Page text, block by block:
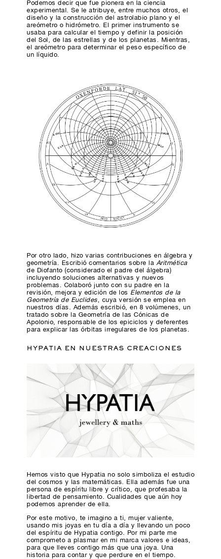
Podemos decir que fue pionera en la ciencia
experimental. Se le atribuye, entre muchos otros, el
diseño y la construcción del astrolabio plano y el
areómetro o hidrómetro. El primer instrumento se
usaba para calcular el tiempo y definir la posición
del Sol, de las estrellas y de los planetas. Mientras,
el areómetro para determinar el peso específico de
un líquido.
Por otro lado, hizo varias contribuciones en álgebra y
geometría. Escribió comentarios sobre la Aritmética
de Diofanto (considerado el padre del álgebra)
incluyendo soluciones alternativas y nuevos
problemas. Colaboró junto con su padre en la
revisión, mejora y edición de los Elementos de la
Geometría de Euclides , cuya versión se emplea en
nuestros días. Además escribió, en 8 volúmenes, un
tratado sobre la Geometría de las Cónicas de
Apolonio, responsable de los epiciclos y deferentes
para explicar las órbitas irregulares de los planetas.
HYPATIA EN NUESTRAS CREACIONES
Hemos visto que Hypatia no solo simboliza el estudio
del cosmos y las matemáticas. Ella además fue una
persona de espíritu libre y crítico, que profesaba la
libertad de pensamiento. Cualidades que aún hoy
podemos aprender de ella.
Por este motivo, te imagino a ti, mujer valiente,
usando mis joyas en tu día a día y llevando un poco
del espíritu de Hypatia contigo. Por mi parte me
comprometo a plasmar en mi marca valores e ideas,
para que lleves contigo más que una joya. Una
historia para contar y que perdure en el tiempo.